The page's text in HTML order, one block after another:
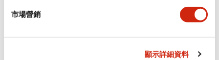
市場營銷
顯示詳細資料